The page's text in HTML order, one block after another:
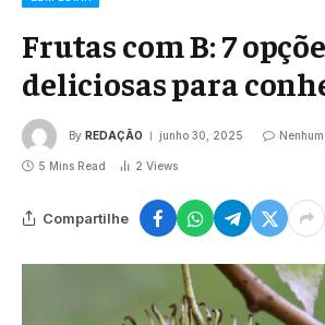
Frutas com B: 7
deliciosas para
By REDAÇÃO junho 30, 2025
5 Mins Read 2 Views
Compartilhe